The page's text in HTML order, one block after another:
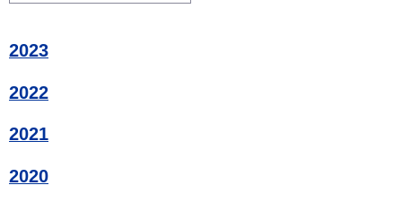
2023
2022
2021
2020